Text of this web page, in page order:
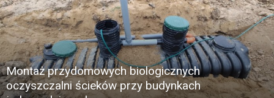
Montaż przydomowych biologicznych
oczyszczalni ścieków przy budynkach